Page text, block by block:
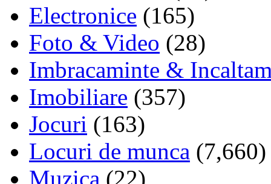
Electronice (165)
Foto & Video (28)
Imbracaminte &
Imobiliare (357)
Jocuri (163)
Locuri de munca (7,660)
Muzica (22)